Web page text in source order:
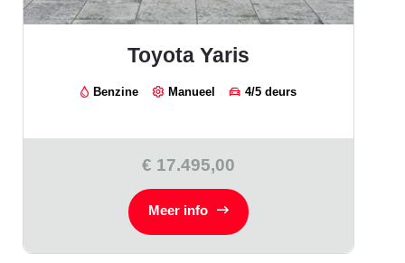
Toyota Yaris
Benzine Manueel 4/5 deurs
€ 17.495,00
Meer info